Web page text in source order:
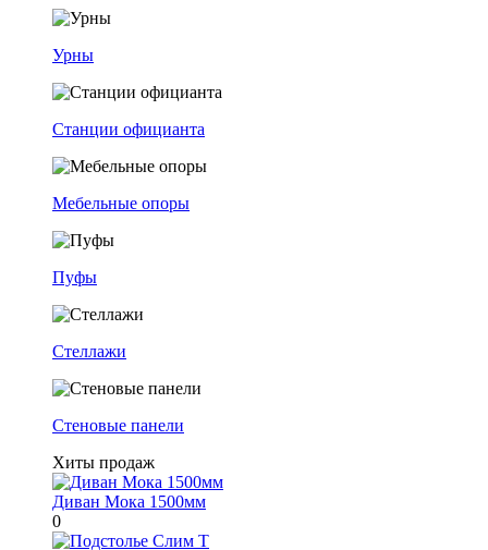
Урны
Станции официанта
Мебельные опоры
Пуфы
Стеллажи
Стеновые панели
Хиты продаж
Диван Мока 1500мм
0